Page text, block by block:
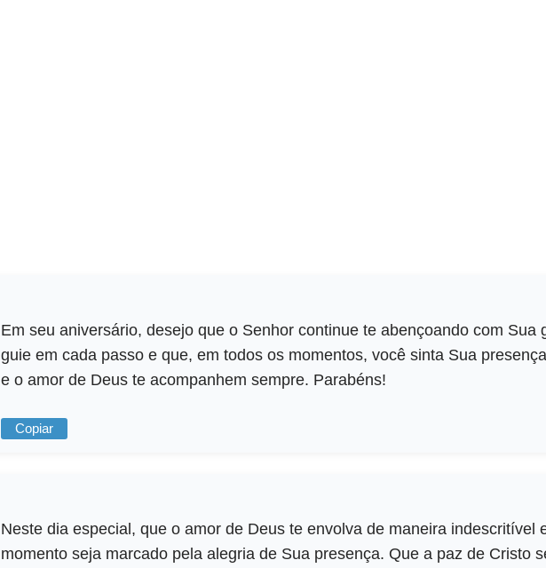
Em seu aniversário, desejo que o Senhor continue te abençoando com Sua
guie em cada passo e que, em todos os momentos, você sinta Sua
e o amor de Deus te acompanhem sempre. Parabéns!
Copiar
Neste dia especial, que o amor de Deus te envolva de maneira indescritível
momento seja marcado pela alegria de Sua presença. Que a paz de Cristo